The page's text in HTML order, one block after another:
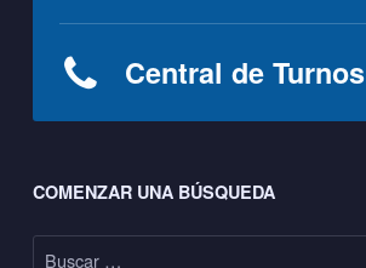
Central de Turnos
COMENZAR UNA BÚSQUEDA
Buscar: